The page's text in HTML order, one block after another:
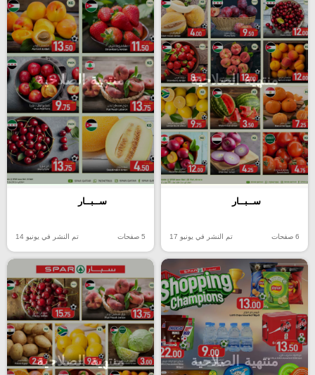
منتهية الصلاحية
ســبــار
6 صفحات تم النشر في يونيو 17
منتهية الصلاحية
ســبــار
5 صفحات تم النشر في يونيو 14
منتهية الصلاحية منتهية الصلاحية